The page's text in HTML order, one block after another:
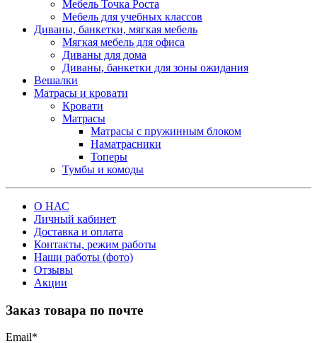
Мебель Точка Роста
Мебель для учебных классов
Диваны, банкетки, мягкая мебель
Мягкая мебель для офиса
Диваны для дома
Диваны, банкетки для зоны ожидания
Вешалки
Матрасы и кровати
Кровати
Матрасы
Матрасы с пружинным блоком
Наматрасники
Топеры
Тумбы и комоды
О НАС
Личный кабинет
Доставка и оплата
Контакты, режим работы
Наши работы (фото)
Отзывы
Акции
Заказ товара по почте
Email*